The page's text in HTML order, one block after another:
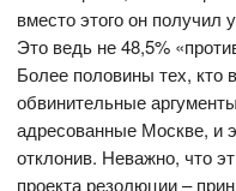
вместо этого он получил
Это ведь не 48,5%
Более половины тех,
обвинительные
адресованные Москве, и
отклонив. Неважно, что
проекта резолюции –